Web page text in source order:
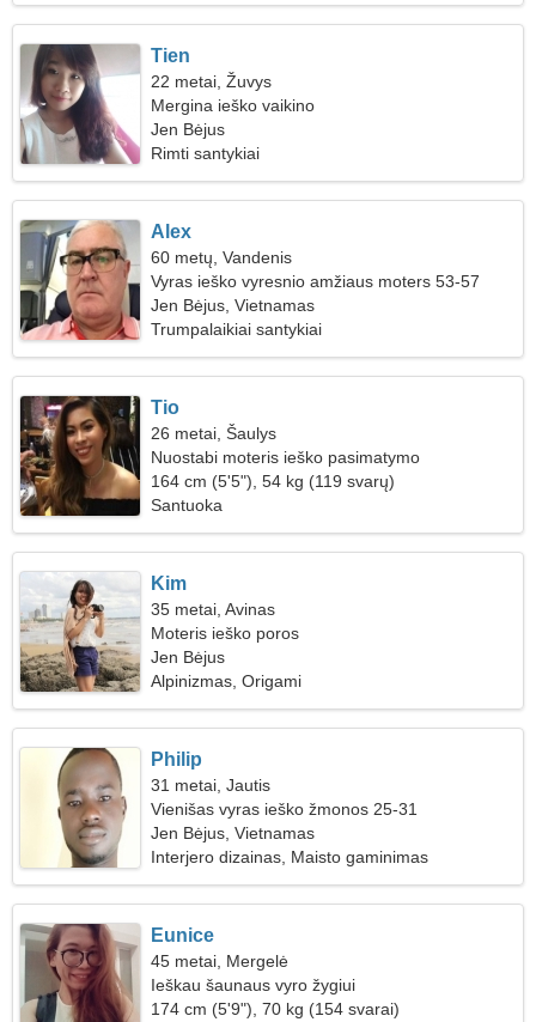
Tien
22 metai, Žuvys
Mergina ieško vaikino
Jen Bėjus
Rimti santykiai
Alex
60 metų, Vandenis
Vyras ieško vyresnio amžiaus moters 53-57
Jen Bėjus, Vietnamas
Trumpalaikiai santykiai
Tio
26 metai, Šaulys
Nuostabi moteris ieško pasimatymo
164 cm (5'5"), 54 kg (119 svarų)
Santuoka
Kim
35 metai, Avinas
Moteris ieško poros
Jen Bėjus
Alpinizmas, Origami
Philip
31 metai, Jautis
Vienišas vyras ieško žmonos 25-31
Jen Bėjus, Vietnamas
Interjero dizainas, Maisto gaminimas
Eunice
45 metai, Mergelė
Ieškau šaunaus vyro žygiui
174 cm (5'9"), 70 kg (154 svarai)